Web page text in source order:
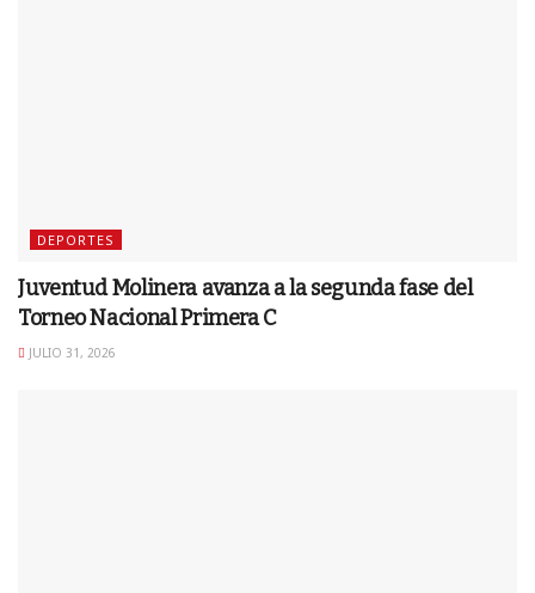
DEPORTES
Juventud Molinera avanza a la segunda fase del
Torneo Nacional Primera C
JULIO 31, 2026